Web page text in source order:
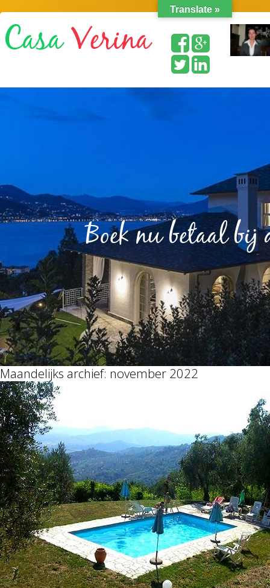
Boek nu betaal bij
Maandelijks archief: november 2022
Translate »